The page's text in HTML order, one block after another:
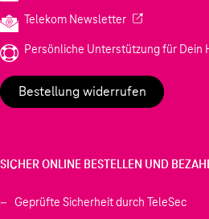
Telekom Newsletter(Wird in einem
Persönliche Unterstützung für Dein
Bestellung widerrufen
SICHER ONLINE BESTELLEN UND
Geprüfte Sicherheit durch TeleSec